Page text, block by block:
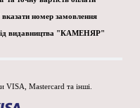
номер замовлення
від видавництва "КАМЕНЯР"
VISA, Mastercard та інші.